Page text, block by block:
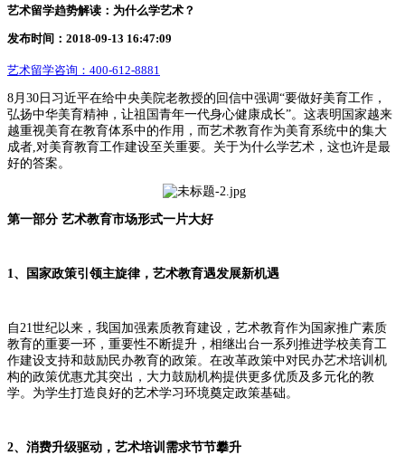
艺术留学趋势解读：为什么学艺术？
发布时间：2018-09-13 16:47:09
艺术留学咨询： 400-612-8881
8月30日习近平在给中央美院老教授的回信中强调“要做好美育工作，
弘扬中华美育精神，让祖国青年一代身心健康成长”。这表明国家越来
越重视美育在教育体系中的作用，而艺术教育作为美育系统中的集大
成者,对美育教育工作建设至关重要。关于为什么学艺术，这也许是最
好的答案。
第一部分 艺术教育市场形式一片大好
1、 国家政策引领主旋律，艺术教育遇发展新机遇
自 21世纪以来，我国加强素质教育建设，艺术教育作为国家推广素质
教育的重要一环，重要性不断提升，相继出台一系列推进学校美育工
作建设支持和鼓励民办教育的政策。在改革政策中对民办艺术培训机
构的政策优惠尤其突出，大力鼓励机构提供更多优质及多元化的教
学。为学生打造良好的艺术学习环境奠定政策基础。
2、 消费升级驱动，艺术培训需求节节攀升